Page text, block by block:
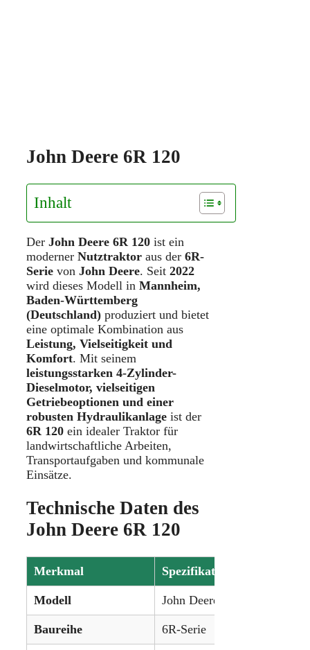
John Deere 6R 120
Inhalt
Der John Deere 6R 120 ist ein
moderner Nutztraktor aus der 6R-
Serie von John Deere. Seit 2022
wird dieses Modell in Mannheim,
Baden-Württemberg
(Deutschland) produziert und bietet
eine optimale Kombination aus
Leistung, Vielseitigkeit und
Komfort. Mit seinem
leistungsstarken 4-Zylinder-
Dieselmotor, vielseitigen
Getriebeoptionen und einer
robusten Hydraulikanlage ist der
6R 120 ein idealer Traktor für
landwirtschaftliche Arbeiten,
Transportaufgaben und kommunale
Einsätze.
Technische Daten des
John Deere 6R 120
Merkmal Spezifikation
Modell John Deere 6R 120
Baureihe 6R-Serie